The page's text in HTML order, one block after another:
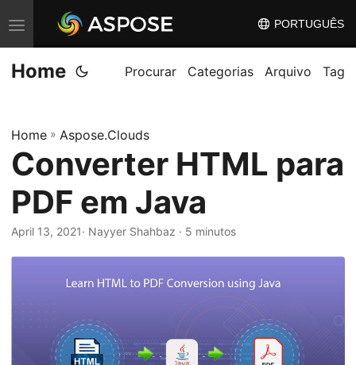
A
l
t
n
a
n
a
PORTUGUÊS
Home Procurar Categorias Arquivo Tag
Home » Aspose.Clouds
Converter HTML para
PDF em Java
April 13, 2021· Nayyer Shahbaz · 5 minutos